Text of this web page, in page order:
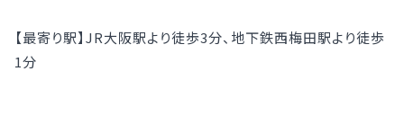
【最寄り駅】JR大阪駅より徒歩3分、地下鉄西梅田駅より徒歩
1分